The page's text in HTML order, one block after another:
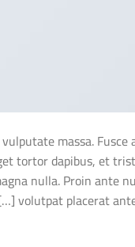
massa.
tortor dapibus, et
nulla. Proin ante
volutpat placerat